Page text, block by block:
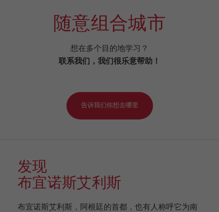
随意组合城市
想在多个目的地学习？
联系我们，我们很乐意帮助！
告诉我们你想去哪里
发现
布宜诺斯艾利斯
布宜诺斯艾利斯，阿根廷的首都，也有人称呼它为南